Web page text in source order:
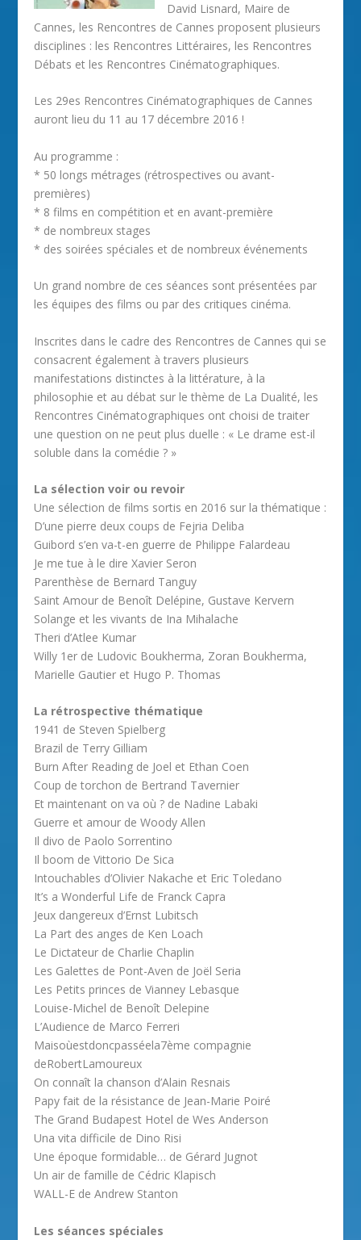
David Lisnard, Maire de
Cannes, les Rencontres de Cannes proposent plusieurs
disciplines : les Rencontres Littéraires, les Rencontres
Débats et les Rencontres Cinématographiques.
Les 29es Rencontres Cinématographiques de Cannes
auront lieu du 11 au 17 décembre 2016 !
Au programme :
* 50 longs métrages (rétrospectives ou avant-
premières)
* 8 films en compétition et en avant-première
* de nombreux stages
* des soirées spéciales et de nombreux événements
Un grand nombre de ces séances sont présentées par
les équipes des films ou par des critiques cinéma.
Inscrites dans le cadre des Rencontres de Cannes qui se
consacrent également à travers plusieurs
manifestations distinctes à la littérature, à la
philosophie et au débat sur le thème de La Dualité, les
Rencontres Cinématographiques ont choisi de traiter
une question on ne peut plus duelle : « Le drame est-il
soluble dans la comédie ? »
La sélection voir ou revoir
Une sélection de films sortis en 2016 sur la thématique :
D’une pierre deux coups de Fejria Deliba
Guibord s’en va-t-en guerre de Philippe Falardeau
Je me tue à le dire Xavier Seron
Parenthèse de Bernard Tanguy
Saint Amour de Benoît Delépine, Gustave Kervern
Solange et les vivants de Ina Mihalache
Theri d’Atlee Kumar
Willy 1er de Ludovic Boukherma, Zoran Boukherma,
Marielle Gautier et Hugo P. Thomas
La rétrospective thématique
1941 de Steven Spielberg
Brazil de Terry Gilliam
Burn After Reading de Joel et Ethan Coen
Coup de torchon de Bertrand Tavernier
Et maintenant on va où ? de Nadine Labaki
Guerre et amour de Woody Allen
Il divo de Paolo Sorrentino
Il boom de Vittorio De Sica
Intouchables d’Olivier Nakache et Eric Toledano
It’s a Wonderful Life de Franck Capra
Jeux dangereux d’Ernst Lubitsch
La Part des anges de Ken Loach
Le Dictateur de Charlie Chaplin
Les Galettes de Pont-Aven de Joël Seria
Les Petits princes de Vianney Lebasque
Louise-Michel de Benoît Delepine
L’Audience de Marco Ferreri
Maisoùestdoncpasséela7ème compagnie
deRobertLamoureux
On connaît la chanson d’Alain Resnais
Papy fait de la résistance de Jean-Marie Poiré
The Grand Budapest Hotel de Wes Anderson
Una vita difficile de Dino Risi
Une époque formidable… de Gérard Jugnot
Un air de famille de Cédric Klapisch
WALL-E de Andrew Stanton
Les séances spéciales